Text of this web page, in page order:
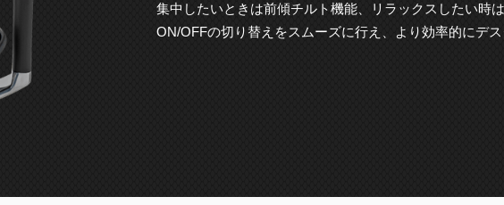
集中したいときは前傾チルト機能、リラックスしたい時
ON/OFFの切り替えをスムーズに行え、より効率的にデス